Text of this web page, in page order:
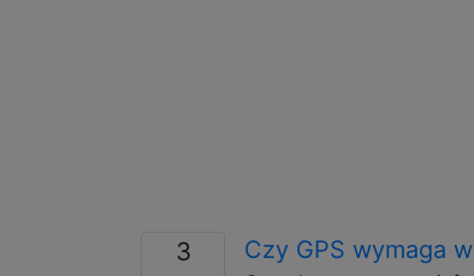
3 Czy GPS wymaga